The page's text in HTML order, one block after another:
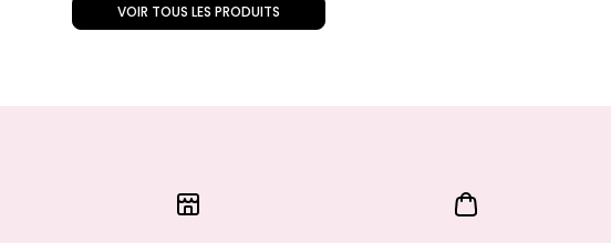
VOIR TOUS LES PRODUITS